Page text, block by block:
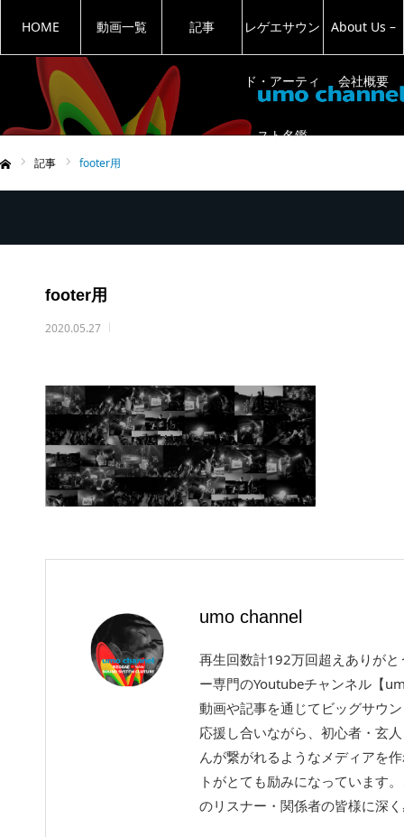
HOME 動画一覧 記事 レゲエサウン
ド・アーティ
スト名鑑
About Us –
会社概要
記事 footer用
footer用
2020.05.27
umo channel
再生回数計192万回超えありが
ー専門のYoutubeチャンネル【
動画や記事を通じてビッグサウ
応援し合いながら、初心者・玄
んが繋がれるようなメディアを
トがとても励みになっています
のリスナー・関係者の皆様に深